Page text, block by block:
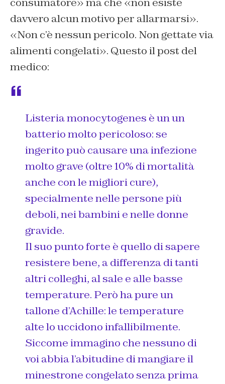
davvero alcun motivo per allarmarsi».
«Non c’è nessun pericolo. Non gettate via
alimenti congelati». Questo il post del
medico:
Listeria monocytogenes è un un
batterio molto pericoloso: se
ingerito può causare una infezione
molto grave (oltre 10% di mortalità
anche con le migliori cure),
specialmente nelle persone più
deboli, nei bambini e nelle donne
gravide.
Il suo punto forte è quello di sapere
resistere bene, a differenza di tanti
altri colleghi, al sale e alle basse
temperature. Però ha pure un
tallone d’Achille: le temperature
alte lo uccidono infallibilmente.
Siccome immagino che nessuno di
voi abbia l’abitudine di mangiare il
minestrone congelato senza prima